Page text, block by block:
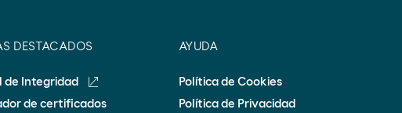
DESTACADOS
de Integridad
de certificados
AYUDA
Política de Cookies
Política de Privacidad